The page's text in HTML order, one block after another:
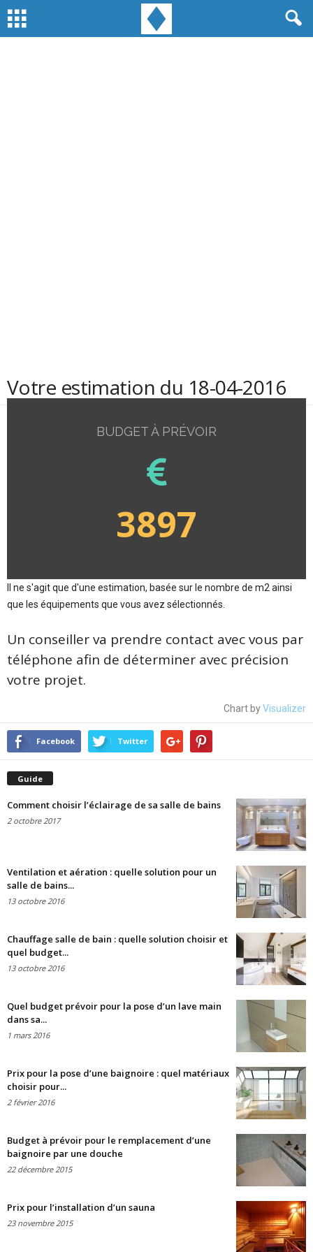
Votre estimation du 18-04-2016
BUDGET À PRÉVOIR
3897
Il ne s'agit que d'une estimation, basée sur le nombre de m2 ainsi
que les équipements que vous avez sélectionnés.
Un conseiller va prendre contact avec vous par
téléphone afin de déterminer avec précision
votre projet.
Chart byVisualizer
Facebook Twitter
Guide
Comment choisir l’éclairage de sa salle de bains
2 octobre 2017
Ventilation et aération : quelle solution pour un
salle de bains...
13 octobre 2016
Chauffage salle de bain : quelle solution choisir et
quel budget...
13 octobre 2016
Quel budget prévoir pour la pose d’un lave main
dans sa...
1 mars 2016
Prix pour la pose d’une baignoire : quel matériaux
choisir pour...
2 février 2016
Budget à prévoir pour le remplacement d’une
baignoire par une douche
22 décembre 2015
Prix pour l’installation d’un sauna
23 novembre 2015